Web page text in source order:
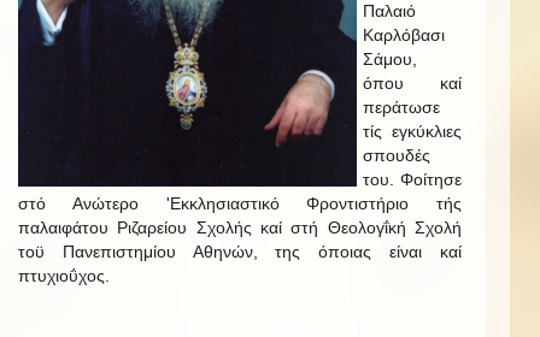
Παλαιό
Καρλόβασι
Σάμου,
όπου καί
περάτωσε
τίς εγκύκλιες
σπουδές
του. Φοίτησε
στό Ανώτερο 'Εκκλησιαστικό Φροντιστήριο τής
παλαιφάτου Ριζαρείου Σχολής καί στή Θεολογΐκή Σχολή
τοϋ Πανεπιστημίου Αθηνών, της όποιας είναι καί
πτυχιοΰχος.